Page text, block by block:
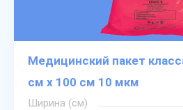
Медицинский пакет
см х 100 см 10 мкм
Ширина (см)